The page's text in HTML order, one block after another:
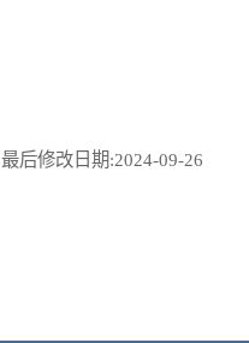
最后修改日期:2024-09-26